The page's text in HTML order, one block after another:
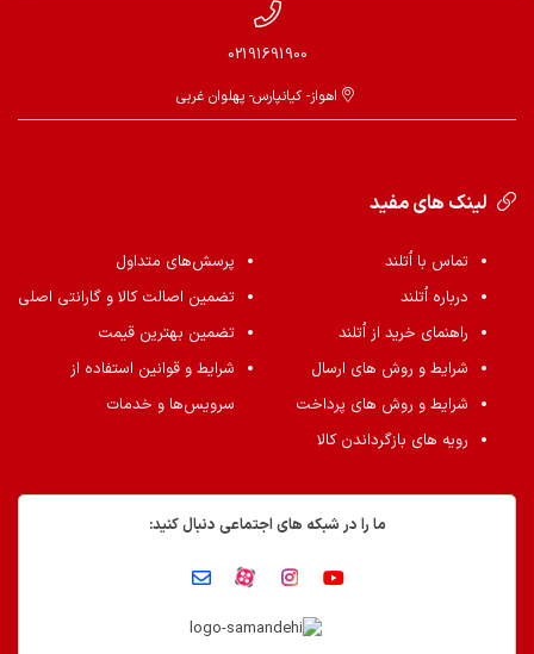
02191691900
اهواز- کیانپارس- پهلوان غربی
لینک های مفید
تماس با اُتلند
درباره اُتلند
راهنمای خرید از اُتلند
شرایط و روش های ارسال
شرایط و روش های پرداخت
رویه های بازگرداندن کالا
پرسش‌های متداول
تضمین اصالت کالا و گارانتی اصلی
تضمین بهترین قیمت
شرایط و قوانین استفاده از
سرویس‌ها و خدمات
ما را در شبکه های اجتماعی دنبال کنید: